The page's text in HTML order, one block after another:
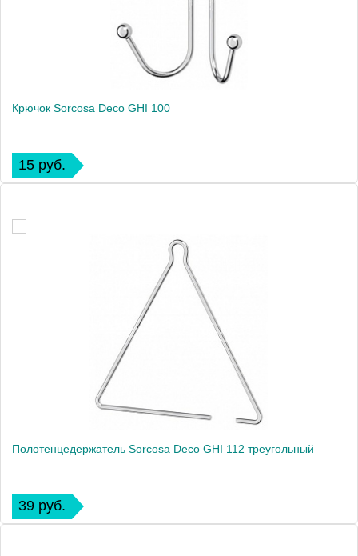
Крючок Sorcosa Deco GHI 100
15 руб.
Полотенцедержатель Sorcosa Deco GHI 112 треугольный
39 руб.